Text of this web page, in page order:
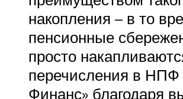
накопления – в то
пенсионные
просто
перечисления в
Финанс» благодаря